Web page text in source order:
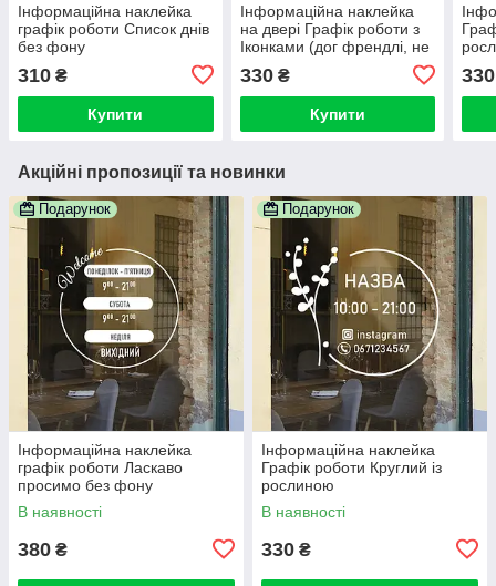
Інформаційна наклейка
графік роботи Список днів
без фону
310 ₴
Купити
Інформаційна наклейка
на двері Графік роботи з
Іконками (дог френдлі, не
330₴
Купити
330
Акційні пропозиції та новинки
Подарунок
Інформаційна наклейка
графік роботи Ласкаво
просимо без фону
В наявності
380 ₴
Подарунок
Інформаційна наклейка
Графік роботи Круглий із
рослиною
В наявності
330 ₴